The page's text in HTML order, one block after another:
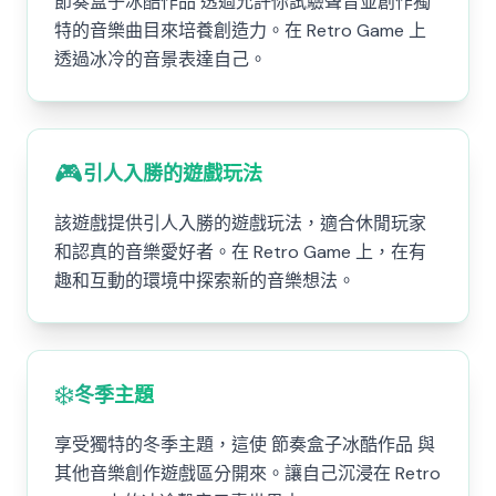
特的音樂曲目來培養創造力。在 Retro Game 上
透過冰冷的音景表達自己。
🎮引人入勝的遊戲玩法
該遊戲提供引人入勝的遊戲玩法，適合休閒玩家
和認真的音樂愛好者。在 Retro Game 上，在有
趣和互動的環境中探索新的音樂想法。
❄️冬季主題
享受獨特的冬季主題，這使 節奏盒子冰酷作品 與
其他音樂創作遊戲區分開來。讓自己沉浸在 Retro